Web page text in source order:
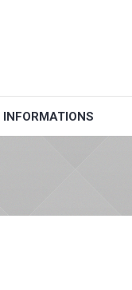
INFORMATIONS